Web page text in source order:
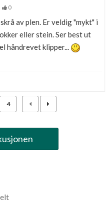
0
av plen. Er veldig "mykt" i
eller stein. Ser best ut
håndrevet klipper...
4